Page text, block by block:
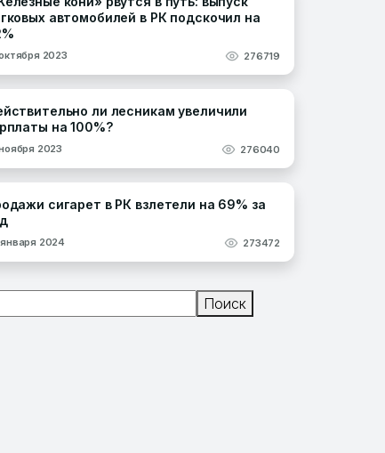
автомобилей в РК подскочил на
2023 276719
ли лесникам увеличили
на 100%?
2023 276040
сигарет в РК взлетели на 69% за
2024 273472
Поиск